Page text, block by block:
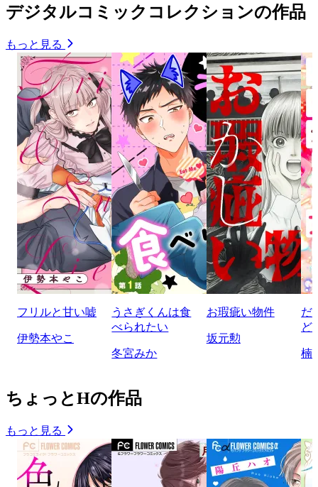
デジタルコミックコレクションの作品
もっと見る
フリルと甘い嘘
伊勢本やこ
うさぎくんは食
べられたい
冬宮みか
お瑕疵い物件
坂元勲
だ
ど
楠
ちょっとHの作品
もっと見る